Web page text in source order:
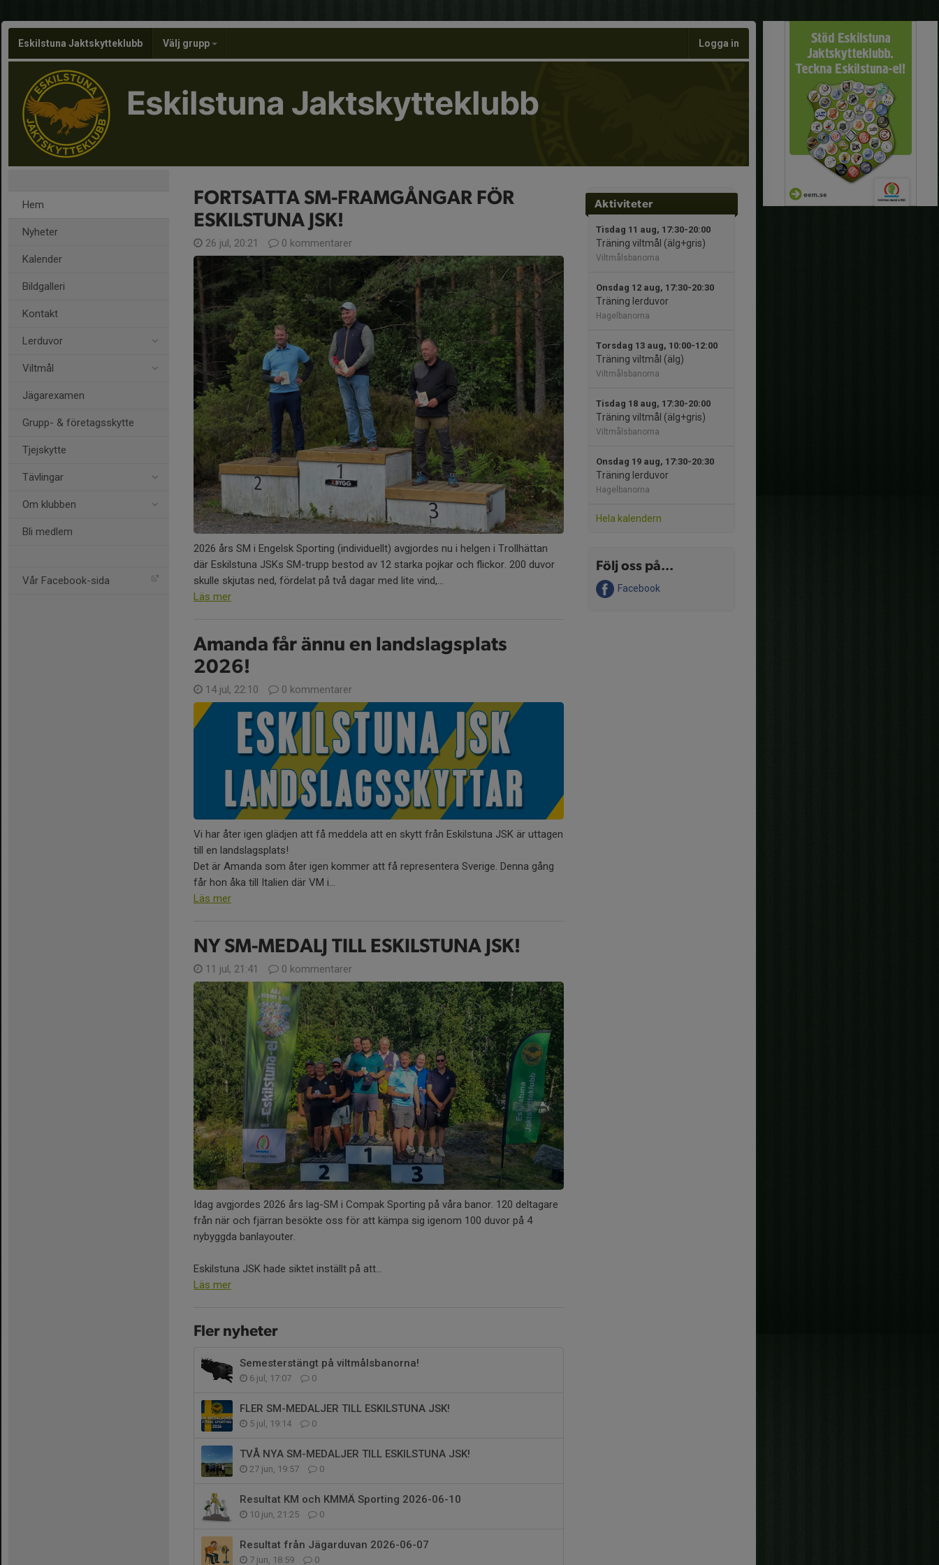
Eskilstuna Jaktskytteklubb Välj grupp Logga in
Eskilstuna Jaktskytteklubb
Hem
Nyheter
Kalender
Bildgalleri
Kontakt
Lerduvor
Viltmål
Jägarexamen
Grupp- & företagsskytte
Tjejskytte
Tävlingar
Om klubben
Bli medlem
Vår Facebook-sida
Aktiviteter
Tisdag 11 aug, 17:30-20:00
Träning viltmål (älg+gris)
Viltmålsbanorna
Onsdag 12 aug, 17:30-20:30
Träning lerduvor
Hagelbanorna
Torsdag 13 aug, 10:00-12:00
Träning viltmål (älg)
Viltmålsbanorna
Tisdag 18 aug, 17:30-20:00
Träning viltmål (älg+gris)
Viltmålsbanorna
Onsdag 19 aug, 17:30-20:30
Träning lerduvor
Hagelbanorna
Hela kalendern
Följ oss på...
Facebook
FORTSATTA SM-FRAMGÅNGAR FÖR
ESKILSTUNA JSK!
26 jul, 20:21 0 kommentarer
2026 års SM i Engelsk Sporting (individuellt) avgjordes nu i helgen i Trollhättan
där Eskilstuna JSKs SM-trupp bestod av 12 starka pojkar och flickor. 200 duvor
skulle skjutas ned, fördelat på två dagar med lite vind,...
Läs mer
Amanda får ännu en landslagsplats
2026!
14 jul, 22:10 0 kommentarer
Vi har åter igen glädjen att få meddela att en skytt från Eskilstuna JSK är uttagen
till en landslagsplats!
Det är Amanda som åter igen kommer att få representera Sverige. Denna gång
får hon åka till Italien där VM i...
Läs mer
NY SM-MEDALJ TILL ESKILSTUNA JSK!
11 jul, 21:41 0 kommentarer
Idag avgjordes 2026 års lag-SM i Compak Sporting på våra banor. 120 deltagare
från när och fjärran besökte oss för att kämpa sig igenom 100 duvor på 4
nybyggda banlayouter.
Eskilstuna JSK hade siktet inställt på att...
Läs mer
Fler nyheter
Semesterstängt på viltmålsbanorna!
6 jul, 17:07 0
FLER SM-MEDALJER TILL ESKILSTUNA JSK!
5 jul, 19:14 0
TVÅ NYA SM-MEDALJER TILL ESKILSTUNA JSK!
27 jun, 19:57 0
Resultat KM och KMMÄ Sporting 2026-06-10
10 jun, 21:25 0
Resultat från Jägarduvan 2026-06-07
7 jun, 18:59 0